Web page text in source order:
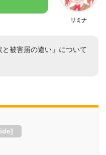
リミナ
被害届の違い」について
]